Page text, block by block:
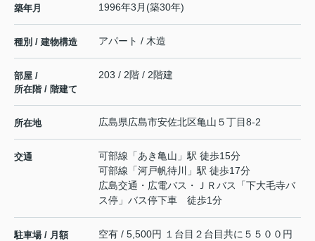
築年月 1996年3月(築30年)
種別 / 建物構造 アパート / 木造
部屋 /
所在階 / 階建て
203 / 2階 / 2階建
所在地 広島県広島市安佐北区亀山 ５丁目8-2
交通 可部線 「あき亀山 」駅 徒歩15分
可部線 「河戸帆待川
」駅 徒歩17分
広島交通・広電バス・ＪＲバス「下大毛寺バ
ス停」バス停下車 徒歩1分
駐車場 / 月額 空有 / 5,500円 １台目２台目共に５５００円